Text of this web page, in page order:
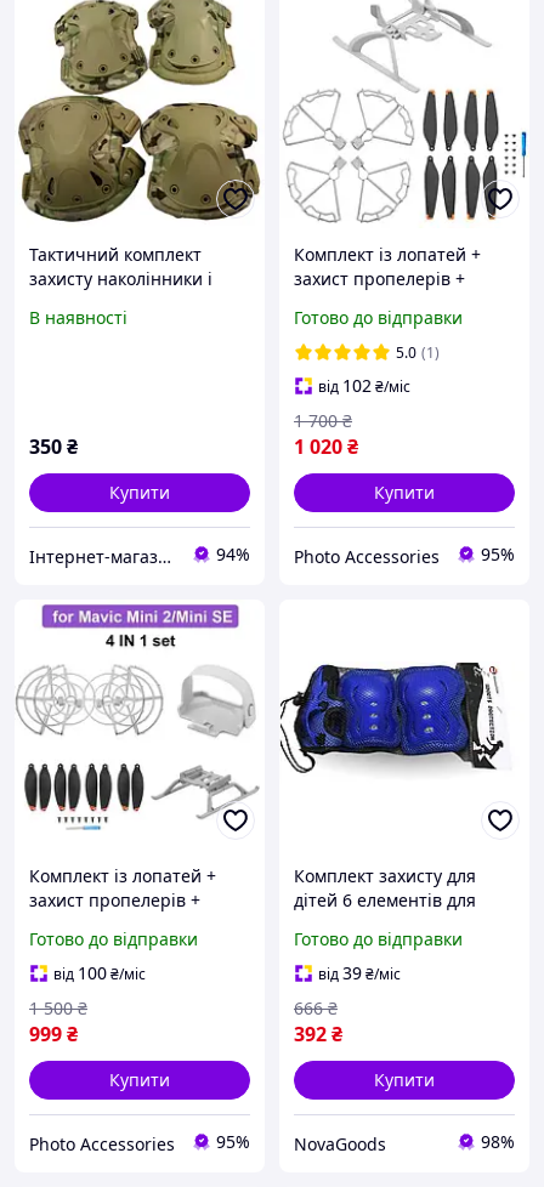
Тактичний комплект
захисту наколінники і
камуфляж
В наявності
350₴
Купити
Інтернет-магазин "Mak7" 94%
Комплект із лопатей +
захист пропелерів +
дрона DJI Mini 3 Pro
Готово до відправки
5.0 (1)
від 102₴/міс
1 020₴
1 700 ₴
Купити
Photo Accessories 95%
Комплект із лопатей +
захист пропелерів +
фіксатор DJI Mavic Mini 2 /
Mini SE
Готово до відправки
від 100₴/міс
999₴
1 500 ₴
Купити
Photo Accessories 95%
Комплект захисту для
дітей 6 елементів для
розміру синій GN-16326
Готово до відправки
від39₴/міс
392₴
666 ₴
Купити
NovaGoods 98%